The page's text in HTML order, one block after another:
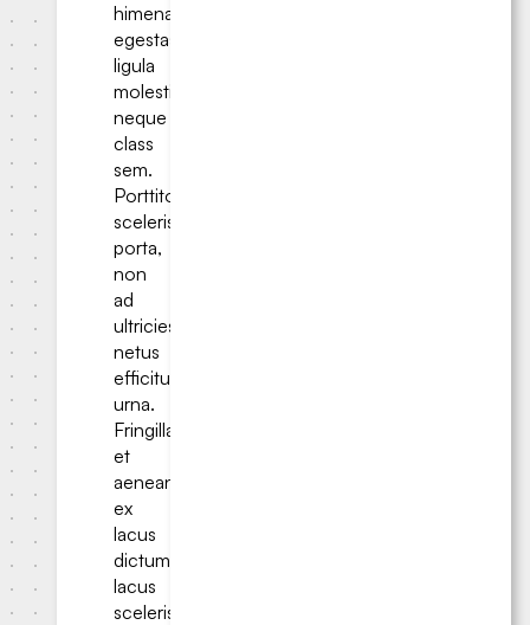
himenaeos
egestas
ligula
molestie;
neque
class
sem.
Porttitor
scelerisque
porta,
non
ad
ultricies
netus
efficitur
urna.
Fringilla
et
aenean
ex
lacus
dictumst;
lacus
scelerisque